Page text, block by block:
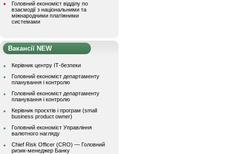
Головний економіст відділу по
взаємодії з національними та
міжнародними платіжними
системами
Вакансії NEW
Керівник центру ІТ-безпеки
Головний економіст департаменту
планування і контролю
Головний економіст департаменту
планування і контролю
Керівник проєктів і програм (small
business product owner)
Головний економіст Управління
валютного нагляду
Chief Risk Officer (CRO) — Головний
ризик-менеджер Банку